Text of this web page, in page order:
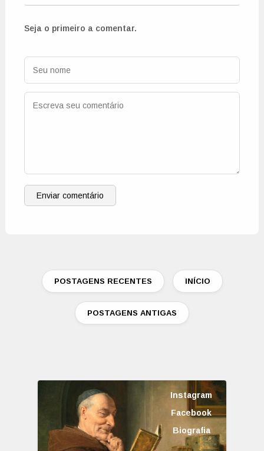
Seja o primeiro a comentar.
Enviar comentário
POSTAGENS RECENTES INÍCIO
POSTAGENS ANTIGAS
Instagram
Facebook
Biografia